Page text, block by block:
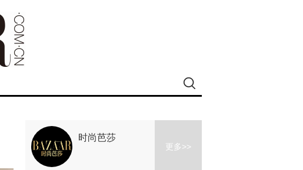
时尚芭莎
更多>>